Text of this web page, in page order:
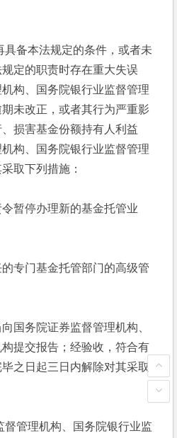
具备本法规定的条件，或者未
定的职责时存在重大失误
构、国务院银行业监督管理
未改正，或者其行为严重影
损害基金份额持有人利益
构、国务院银行业监督管理
取下列措施：
令暂停办理新的基金托管业
的专门基金托管部门的高级管
国务院证券监督管理机构、
提交报告；经验收，符合有
之日起三日内解除对其采取
督管理机构、国务院银行业监